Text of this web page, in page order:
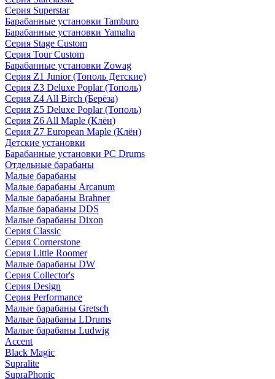
Серия Superstar
Барабанные установки Tamburo
Барабанные установки Yamaha
Серия Stage Custom
Серия Tour Custom
Барабанные установки Zowag
Серия Z1 Junior (Тополь Детские)
Серия Z3 Deluxe Poplar (Тополь)
Серия Z4 All Birch (Берёза)
Серия Z5 Deluxe Poplar (Тополь)
Серия Z6 All Maple (Клён)
Серия Z7 European Maple (Клён)
Детские установки
Барабанные установки PC Drums
Отдельные барабаны
Малые барабаны
Малые барабаны Arcanum
Малые барабаны Brahner
Малые барабаны DDS
Малые барабаны Dixon
Серия Classic
Серия Cornerstone
Серия Little Roomer
Малые барабаны DW
Серия Collector's
Серия Design
Серия Performance
Малые барабаны Gretsch
Малые барабаны LDrums
Малые барабаны Ludwig
Accent
Black Magic
Supralite
SupraPhonic